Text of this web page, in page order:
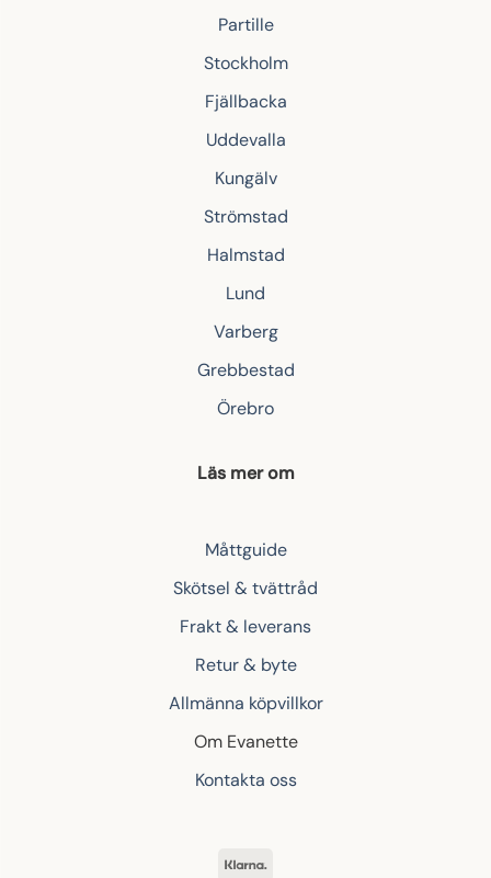
Partille
Stockholm
Fjällbacka
Uddevalla
Kungälv
Strömstad
Halmstad
Lund
Varberg
Grebbestad
Örebro
Läs mer om
Måttguide
Skötsel & tvättråd
Frakt & leverans
Retur & byte
Allmänna köpvillkor
Om Evanette
Kontakta oss
Klarna